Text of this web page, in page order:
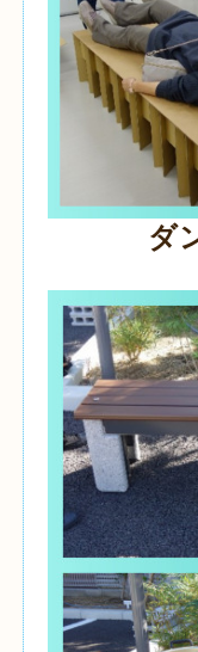
ダ